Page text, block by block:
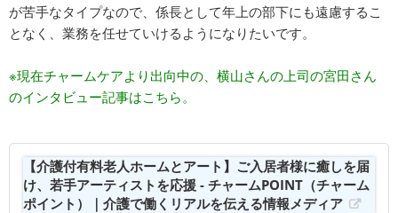
が苦手なタイプなので、係長として年上の部下にも遠慮するこ
となく、業務を任せていけるようになりたいです。
※現在チャームケアより出向中の、横山さんの上司の宮田さん
のインタビュー記事はこちら。
【介護付有料老人ホームとアート】ご入居者様に癒しを届
け、若手アーティストを応援 - チャームPOINT（チャーム
ポイント）｜介護で働くリアルを伝える情報メディア